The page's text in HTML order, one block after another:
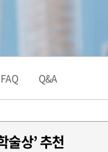
FAQ Q&A
술상’ 추천